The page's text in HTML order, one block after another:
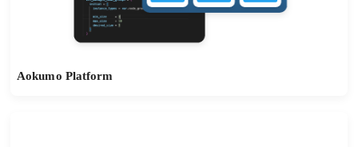
Aokumo Platform